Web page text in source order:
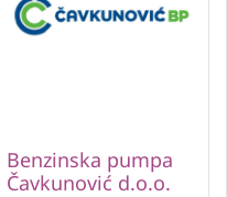
Benzinska pumpa
Čavkunović d.o.o.